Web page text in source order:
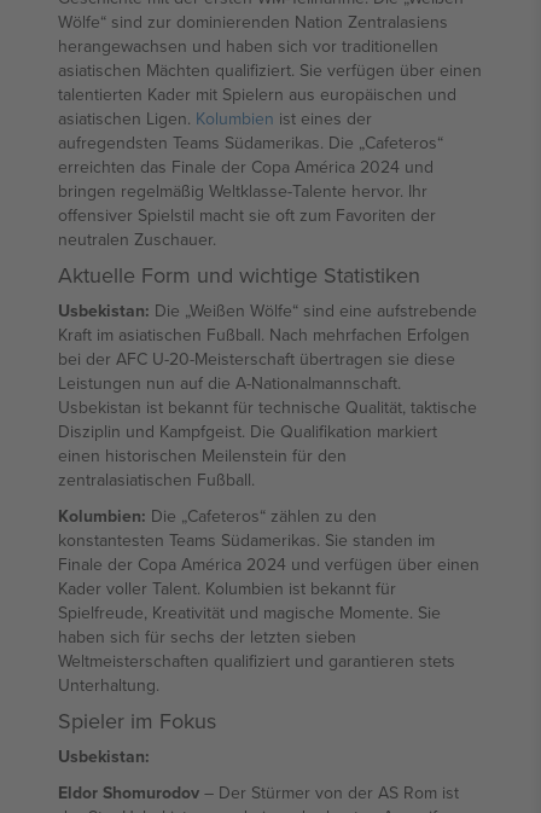
Wölfe“ sind zur dominierenden Nation Zentralasiens
herangewachsen und haben sich vor traditionellen
asiatischen Mächten qualifiziert. Sie verfügen über einen
talentierten Kader mit Spielern aus europäischen und
asiatischen Ligen. Kolumbien ist eines der
aufregendsten Teams Südamerikas. Die „Cafeteros“
erreichten das Finale der Copa América 2024 und
bringen regelmäßig Weltklasse-Talente hervor. Ihr
offensiver Spielstil macht sie oft zum Favoriten der
neutralen Zuschauer.
Aktuelle Form und wichtige Statistiken
Usbekistan: Die „Weißen Wölfe“ sind eine aufstrebende
Kraft im asiatischen Fußball. Nach mehrfachen Erfolgen
bei der AFC U-20-Meisterschaft übertragen sie diese
Leistungen nun auf die A-Nationalmannschaft.
Usbekistan ist bekannt für technische Qualität, taktische
Disziplin und Kampfgeist. Die Qualifikation markiert
einen historischen Meilenstein für den
zentralasiatischen Fußball.
Kolumbien: Die „Cafeteros“ zählen zu den
konstantesten Teams Südamerikas. Sie standen im
Finale der Copa América 2024 und verfügen über einen
Kader voller Talent. Kolumbien ist bekannt für
Spielfreude, Kreativität und magische Momente. Sie
haben sich für sechs der letzten sieben
Weltmeisterschaften qualifiziert und garantieren stets
Unterhaltung.
Spieler im Fokus
Usbekistan:
Eldor Shomurodov – Der Stürmer von der AS Rom ist